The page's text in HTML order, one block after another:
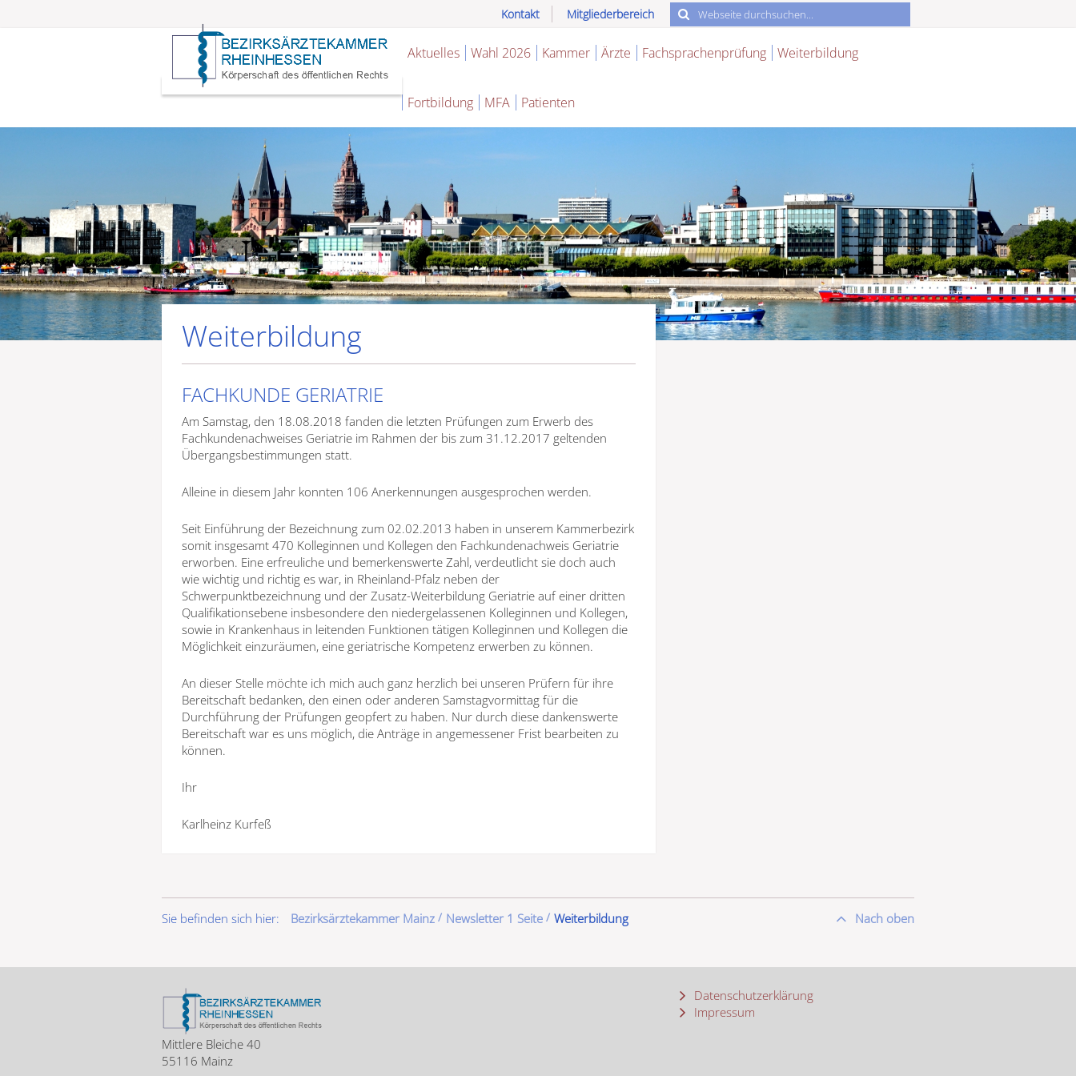
Kontakt Mitgliederbereich
Aktuelles Wahl 2026 Kammer Ärzte Fachsprachenprüfung Weiterbildung
Fortbildung MFA Patienten
Weiterbildung
FACHKUNDE GERIATRIE
Am Samstag, den 18.08.2018 fanden die letzten Prüfungen zum Erwerb des
Fachkundenachweises Geriatrie im Rahmen der bis zum 31.12.2017 geltenden
Übergangsbestimmungen statt.
Alleine in diesem Jahr konnten 106 Anerkennungen ausgesprochen werden.
Seit Einführung der Bezeichnung zum 02.02.2013 haben in unserem Kammerbezirk
somit insgesamt 470 Kolleginnen und Kollegen den Fachkundenachweis Geriatrie
erworben. Eine erfreuliche und bemerkenswerte Zahl, verdeutlicht sie doch auch
wie wichtig und richtig es war, in Rheinland-Pfalz neben der
Schwerpunktbezeichnung und der Zusatz-Weiterbildung Geriatrie auf einer dritten
Qualifikationsebene insbesondere den niedergelassenen Kolleginnen und Kollegen,
sowie in Krankenhaus in leitenden Funktionen tätigen Kolleginnen und Kollegen die
Möglichkeit einzuräumen, eine geriatrische Kompetenz erwerben zu können.
An dieser Stelle möchte ich mich auch ganz herzlich bei unseren Prüfern für ihre
Bereitschaft bedanken, den einen oder anderen Samstagvormittag für die
Durchführung der Prüfungen geopfert zu haben. Nur durch diese dankenswerte
Bereitschaft war es uns möglich, die Anträge in angemessener Frist bearbeiten zu
können.
Ihr
Karlheinz Kurfeß
Sie befinden sich hier: Bezirksärztekammer Mainz Newsletter 1 Seite Weiterbildung Nach oben
Mittlere Bleiche 40
55116 Mainz
Datenschutzerklärung
Impressum